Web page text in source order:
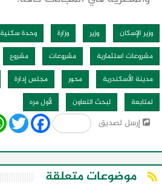
وزير الإسكان وزير وزارة وحدة سكنية
مشروعات استثمارية
مشروعات مشروع
مدينة الأسكندرية
محور مجلس إدارة
لمتابعة
لبحث التعاون لأول مره
إرسل لصديق WhatsApp
Twitter Facebook
موضوعات متعلقة